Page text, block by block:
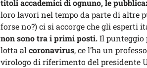
titoli accademici di ognuno, le
loro lavori nel tempo da parte di altre
forse no?) ci si accorge che gli esperti
non sono tra i primi posti.Il punteggio
lotta alcoronavirus, ce l’ha un
virologo di riferimento del presidente